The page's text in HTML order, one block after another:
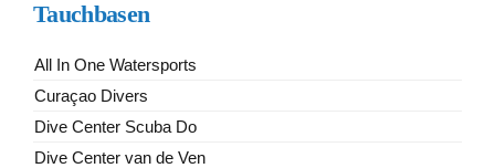
Tauchbasen
All In One Watersports
Curaçao Divers
Dive Center Scuba Do
Dive Center van de Ven